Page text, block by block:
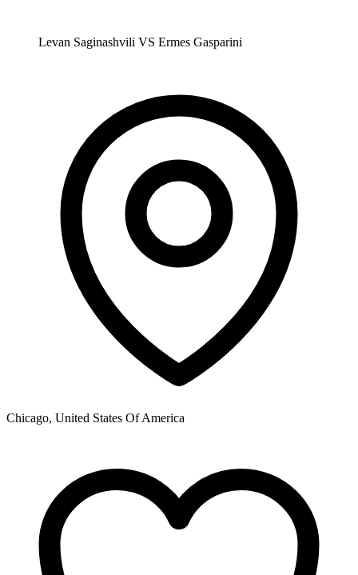
Levan Saginashvili VS Ermes Gasparini
Chicago, United States Of America